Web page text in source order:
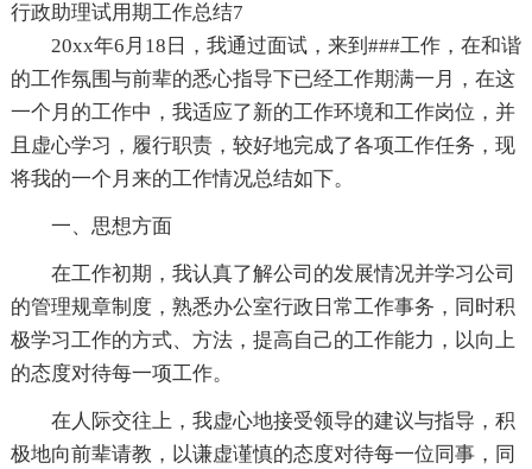
行政助理试用期工作总结7
20xx年6月18日，我通过面试，来到###工作，在和谐
的工作氛围与前辈的悉心指导下已经工作期满一月，在这
一个月的工作中，我适应了新的工作环境和工作岗位，并
且虚心学习，履行职责，较好地完成了各项工作任务，现
将我的一个月来的工作情况总结如下。
一、思想方面
在工作初期，我认真了解公司的发展情况并学习公司
的管理规章制度，熟悉办公室行政日常工作事务，同时积
极学习工作的方式、方法，提高自己的工作能力，以向上
的态度对待每一项工作。
在人际交往上，我虚心地接受领导的建议与指导，积
极地向前辈请教，以谦虚谨慎的态度对待每一位同事，同